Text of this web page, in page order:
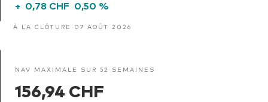
+ 0,78 CHF 0,50 %
À LA CLÔTURE 07 AOÛT 2026
NAV MAXIMALE SUR 52 SEMAINES
156,94 CHF